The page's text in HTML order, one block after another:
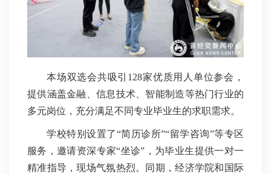
本场双选会共吸引128家优质用人单位参会，
提供涵盖金融、信息技术、智能制造等热门行业的
多元岗位，充分满足不同专业毕业生的求职需求。
学校特别设置了“简历诊所”“留学咨询”等专区
服务，邀请资深专家“坐诊”，为毕业生提供一对一
精准指导，现场气氛热烈。同期，经济学院和国际